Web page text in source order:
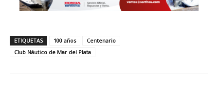
ETIQUETAS 100 años
Centenario
Club Náutico de Mar del Plata